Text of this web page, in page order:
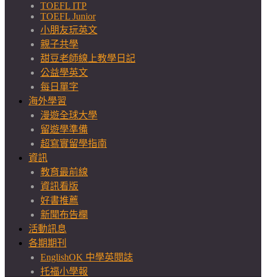
TOEFL ITP
TOEFL Junior
小朋友玩英文
親子共學
甜豆老師線上教學日記
公益學英文
每日單字
海外學習
漫遊全球大學
留遊學準備
超寫實留學指南
資訊
教育最前線
資訊看版
好書推薦
新聞布告欄
活動訊息
各期期刊
EnglishOK 中學英閱誌
托福小學報